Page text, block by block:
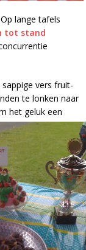
lange tafels
tot stand
vers fruit-
te lonken naar
het geluk een